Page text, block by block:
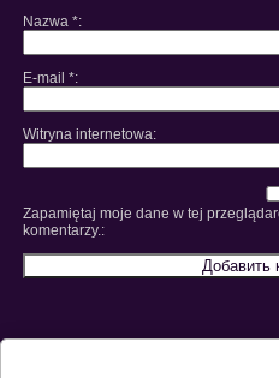
Nazwa *
E-mail *
Witryna internetowa
Zapamiętaj moje dane w tej
komentarzy.